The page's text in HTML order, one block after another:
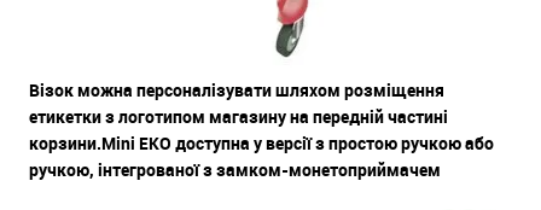
Візок можна персоналізувати шляхом розміщення
етикетки з логотипом магазину на передній частині
корзини.Mini EKO доступна у версії з простою ручкою або
ручкою, інтегрованої з замком-монетоприймачем